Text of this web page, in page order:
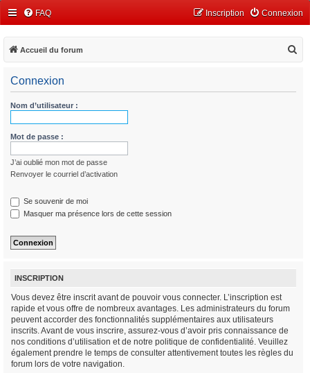
FAQ Connexion
Inscription
Accueil du forum
Connexion
Nom d’utilisateur :
Mot de passe :
J’ai oublié mon mot de passe
Renvoyer le courriel d’activation
Se souvenir de moi
Masquer ma présence lors de cette session
INSCRIPTION
Vous devez être inscrit avant de pouvoir vous connecter. L’inscription est
rapide et vous offre de nombreux avantages. Les administrateurs du forum
peuvent accorder des fonctionnalités supplémentaires aux utilisateurs
inscrits. Avant de vous inscrire, assurez-vous d’avoir pris connaissance de
nos conditions d’utilisation et de notre politique de confidentialité. Veuillez
également prendre le temps de consulter attentivement toutes les règles du
forum lors de votre navigation.